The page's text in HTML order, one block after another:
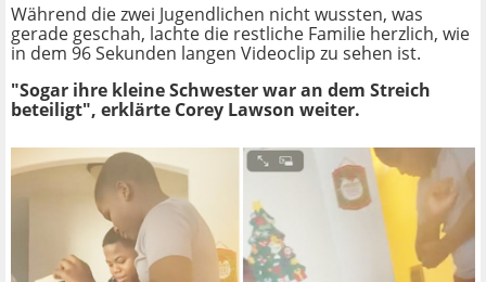
Während die zwei Jugendlichen nicht wussten, was
gerade geschah, lachte die restliche Familie herzlich, wie
in dem 96 Sekunden langen Videoclip zu sehen ist.
"Sogar ihre kleine Schwester war an dem Streich
beteiligt", erklärte Corey Lawson weiter.